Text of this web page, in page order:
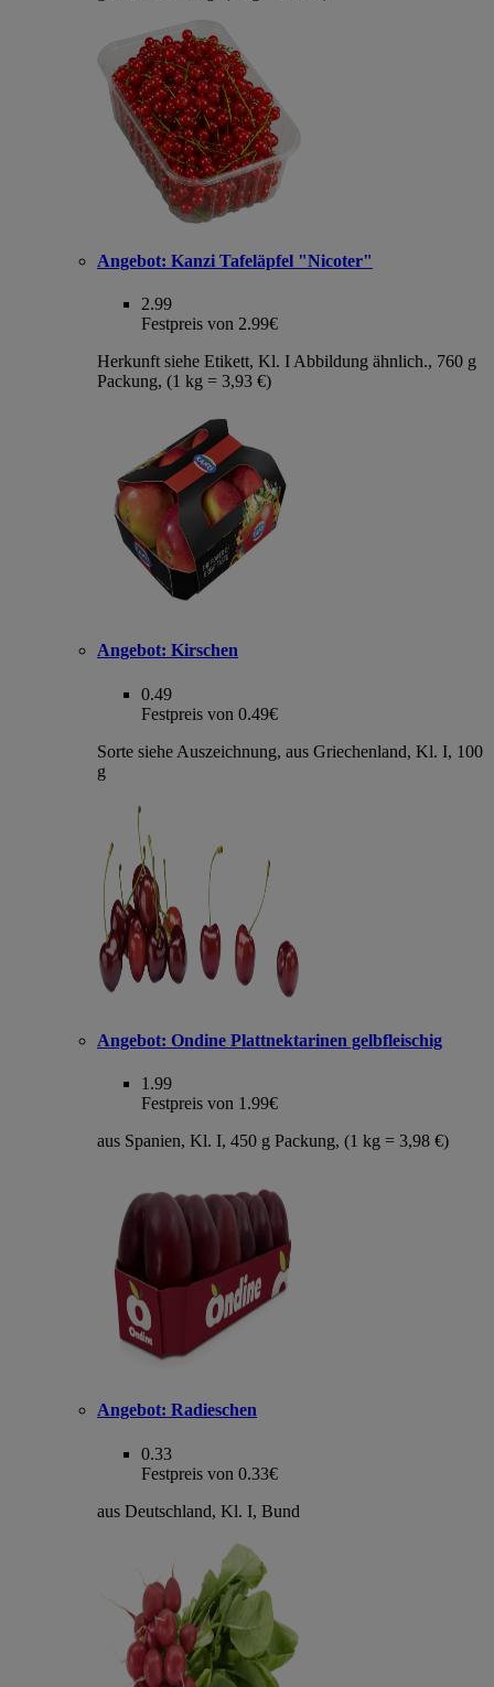
Angebot: Kanzi Tafeläpfel "Nicoter"
2.99
Festpreis von 2.99€
Herkunft siehe Etikett, Kl. I Abbildung ähnlich., 760 g
Packung, (1 kg = 3,93 €)
Angebot: Kirschen
0.49
Festpreis von 0.49€
Sorte siehe Auszeichnung, aus Griechenland, Kl. I, 100
g
Angebot: Ondine Plattnektarinen gelbfleischig
1.99
Festpreis von 1.99€
aus Spanien, Kl. I, 450 g Packung, (1 kg = 3,98 €)
Angebot: Radieschen
0.33
Festpreis von 0.33€
aus Deutschland, Kl. I, Bund